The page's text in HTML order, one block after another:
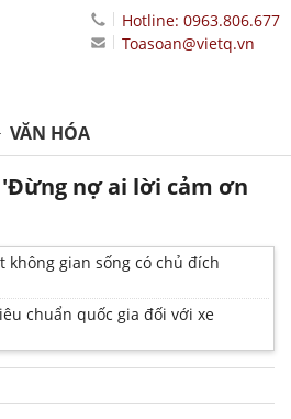
Hotline: 0963.806.677
Toasoan@vietq.vn
VĂN HÓA
'Đừng nợ ai lời cảm ơn
không gian sống có chủ đích
chuẩn quốc gia đối với xe